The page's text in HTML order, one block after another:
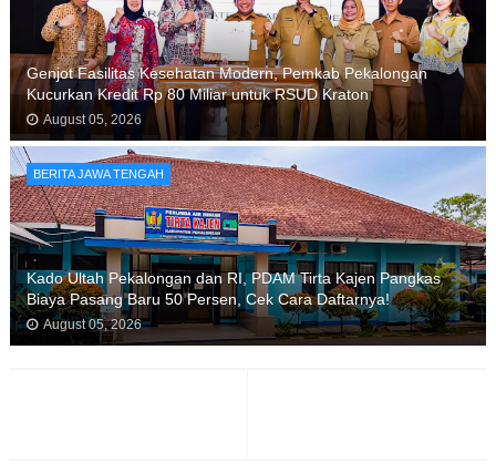
Genjot Fasilitas Kesehatan Modern, Pemkab Pekalongan
Kucurkan Kredit Rp 80 Miliar untuk RSUD Kraton
August 05, 2026
BERITA JAWA TENGAH
Kado Ultah Pekalongan dan RI, PDAM Tirta Kajen Pangkas
Biaya Pasang Baru 50 Persen, Cek Cara Daftarnya!
August 05, 2026